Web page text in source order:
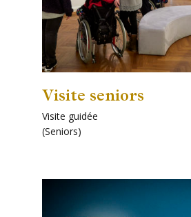
Visite seniors
Visite guidée
(Seniors)